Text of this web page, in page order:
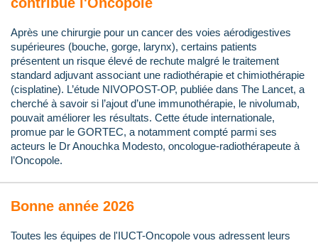
Après une chirurgie pour un cancer des voies aérodigestives
supérieures (bouche, gorge, larynx), certains patients
présentent un risque élevé de rechute malgré le traitement
standard adjuvant associant une radiothérapie et chimiothérapie
(cisplatine). L’étude NIVOPOST-OP, publiée dans The Lancet, a
cherché à savoir si l’ajout d’une immunothérapie, le nivolumab,
pouvait améliorer les résultats. Cette étude internationale,
promue par le GORTEC, a notamment compté parmi ses
acteurs le Dr Anouchka Modesto, oncologue-radiothérapeute à
l’Oncopole.
Bonne année 2026
Toutes les équipes de l'IUCT-Oncopole vous adressent leurs